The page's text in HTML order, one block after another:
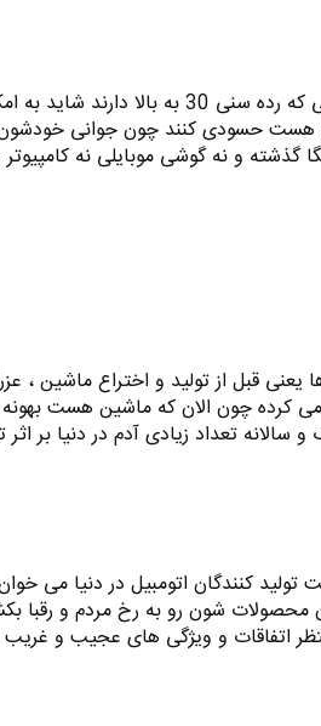
بعضی وقتا کسانی که رده سنی 30 به
هست حسودی کنند چون جوانی
گذشته و نه گوشی موبایلی نه کامپیوتر
یعنی قبل از تولید و اختراع ماشین ،
کرده چون الان که ماشین هست
تعداد زیادی آدم در دنیا بر
تولید کنندگان اتومبیل در دنیا می
شون رو به رخ مردم و رقبا
اتفاقات و ویژگی های عجیب و